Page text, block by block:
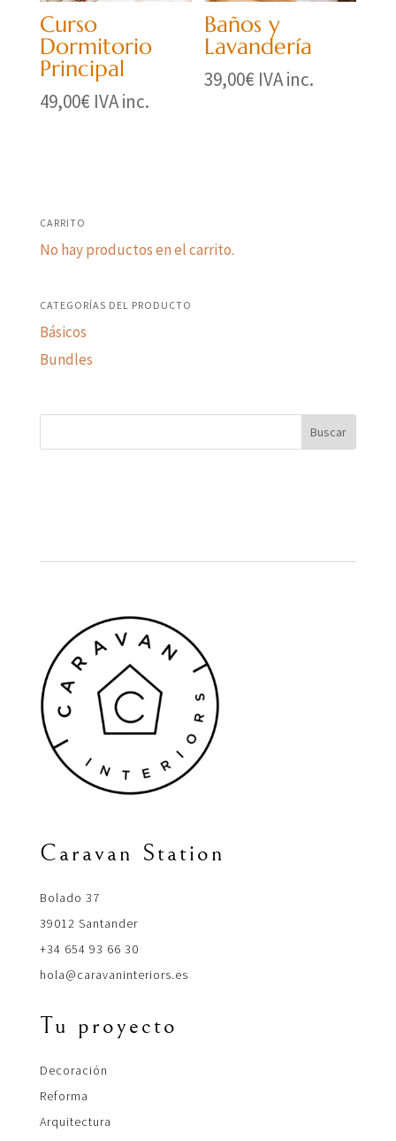
Curso
Dormitorio
Principal
49,00€ IVA inc.
Baños y
Lavandería
39,00€ IVA inc.
CARRITO
No hay productos en el carrito.
CATEGORÍAS DEL PRODUCTO
Básicos
Bundles
Caravan Station
Bolado 37
39012 Santander
+34 654 93 66 30
hola@caravaninteriors.es
Tu proyecto
Decoración
Reforma
Arquitectura